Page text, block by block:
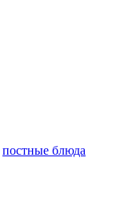
постные блюда